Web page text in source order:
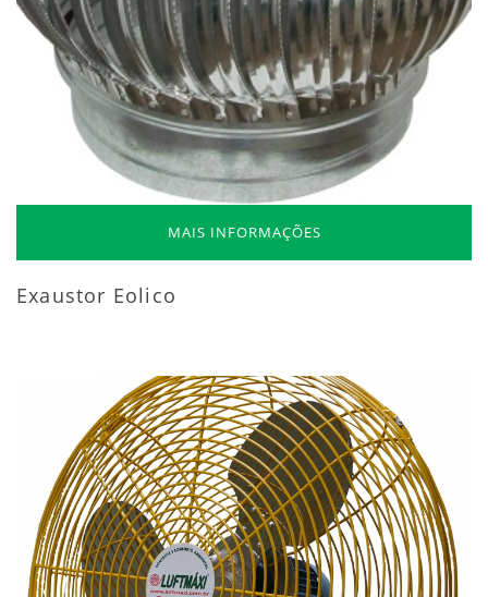
MAIS INFORMAÇÕES
Exaustor Eolico